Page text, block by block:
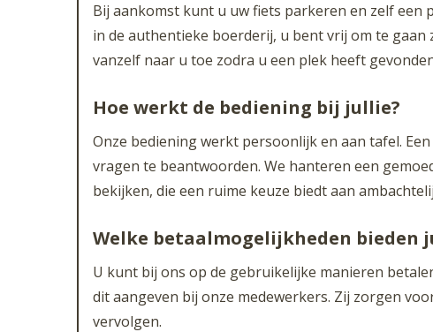
Bij aankomst kunt u uw fiets parkeren en zelf een
in de authentieke boerderij, u bent vrij om te
vanzelf naar u toe zodra u een plek heeft
Hoe werkt de bediening bij jullie?
Onze bediening werkt persoonlijk en aan tafel.
vragen te beantwoorden. We hanteren een
bekijken, die een ruime keuze biedt aan
Welke betaalmogelijkheden bieden
U kunt bij ons op de gebruikelijke manieren
dit aangeven bij onze medewerkers. Zij zorgen
vervolgen.